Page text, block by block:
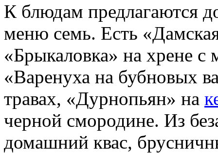
К блюдам предлагаются
меню семь. Есть
«Брыкаловка» на хрене
«Варенуха на бубновых
травах, «Дурнопьян» на
черной смородине. Из
домашний квас,